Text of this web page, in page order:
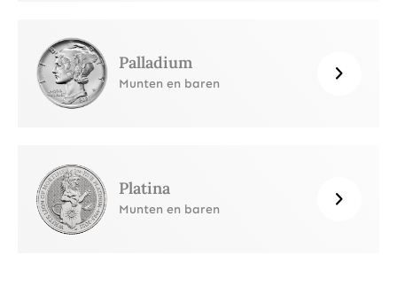
Palladium
Munten en baren
Platina
Munten en baren